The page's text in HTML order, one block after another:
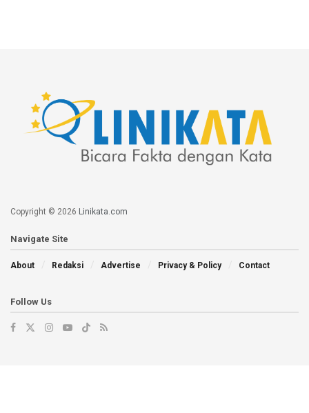
Copyright © 2026 Linikata.com
Navigate Site
About Redaksi Advertise Privacy & Policy Contact
Follow Us